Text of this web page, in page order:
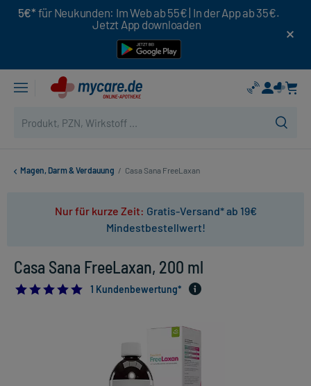
5€* für Neukunden: Im Web ab 55€ | In der App ab 35€.
Jetzt App downloaden
Magen, Darm & Verdauung / Casa Sana FreeLaxan
Nur für kurze Zeit: Gratis-Versand* ab 19€
Mindestbestellwert!
Casa Sana FreeLaxan, 200 ml
5.01 Kundenbewertung*